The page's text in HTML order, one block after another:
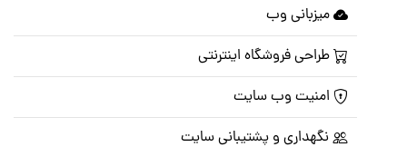
میزبانی وب
طراحی فروشگاه اینترنتی
امنیت وب سایت
نگهداری و پشتیبانی سایت